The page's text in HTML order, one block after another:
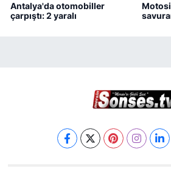
Antalya'da otomobiller
çarpıştı: 2 yaralı